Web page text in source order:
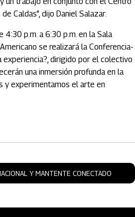
Caldas”, dijo Daniel Salazar.
p.m. a 6:30 p.m. en la Sala
se realizará la Conferencia-
experiencia?, dirigido por el colectivo
una inmersión profunda en la
y experimentamos el arte en
Y MANTENTE CONECTADO